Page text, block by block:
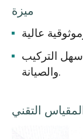
ميزة
عالية
التركيب
والصيانة.
التقني